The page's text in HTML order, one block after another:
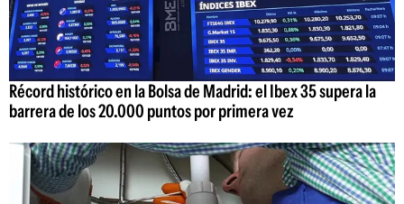
Récord histórico en la Bolsa de Madrid: el Ibex 35 supera la
barrera de los 20.000 puntos por primera vez